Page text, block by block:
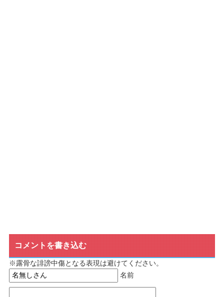
コメントを書き込む
※露骨な誹謗中傷となる表現は避けてください。
名前